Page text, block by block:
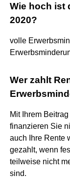
Wie hoch ist
2020?
volle
Wer zahlt
Mit Ihrem
finanzieren Sie
auch Ihre Rente
gezahlt, wenn
teilweise nicht
sind.